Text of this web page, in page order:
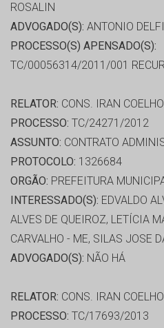
ROSALIN
ADVOGADO(S): ANTONIO
PROCESSO(S) APENSADO(S):
TC/00056314/2011/001
RELATOR: CONS. IRAN
PROCESSO: TC/24271/2012
ASSUNTO: CONTRATO
PROTOCOLO: 1326684
ORGÃO: PREFEITURA
INTERESSADO(S): EDVALDO
ALVES DE QUEIROZ, LETÍCIA
CARVALHO - ME, SILAS JOSE
ADVOGADO(S): NÃO HÁ
RELATOR: CONS. IRAN
PROCESSO: TC/17693/2013